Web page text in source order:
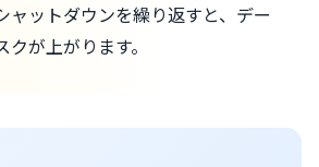
ャットダウンを繰り返すと、デー
が上がります。